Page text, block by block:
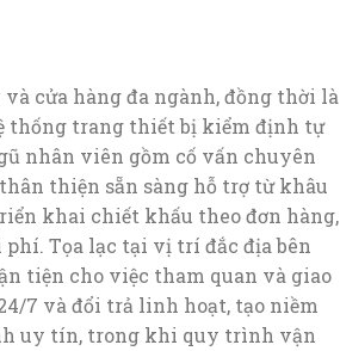
cửa hàng đa ngành, đồng thời là
thống trang thiết bị kiểm định tự
nhân viên gồm cố vấn chuyên
thiện sẵn sàng hỗ trợ từ khâu
khai chiết khấu theo đơn hàng,
Tọa lạc tại vị trí đắc địa bên
tiện cho việc tham quan và giao
7 và đổi trả linh hoạt, tạo niềm
uy tín, trong khi quy trình vận